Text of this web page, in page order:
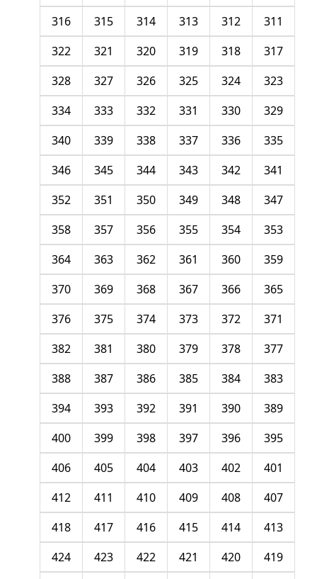
311
312
313
314
315
316
317
318
319
320
321
322
323
324
325
326
327
328
329
330
331
332
333
334
335
336
337
338
339
340
341
342
343
344
345
346
347
348
349
350
351
352
353
354
355
356
357
358
359
360
361
362
363
364
365
366
367
368
369
370
371
372
373
374
375
376
377
378
379
380
381
382
383
384
385
386
387
388
389
390
391
392
393
394
395
396
397
398
399
400
401
402
403
404
405
406
407
408
409
410
411
412
413
414
415
416
417
418
419
420
421
422
423
424